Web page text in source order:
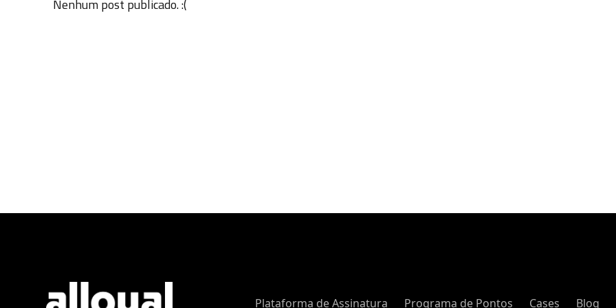
Nenhum post publicado. :(
Plataforma de Assinatura Programa de Pontos Cases Blog